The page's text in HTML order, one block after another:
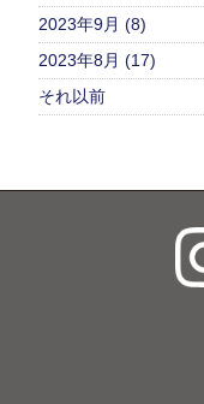
2023年9月 (8)
2023年8月 (17)
それ以前